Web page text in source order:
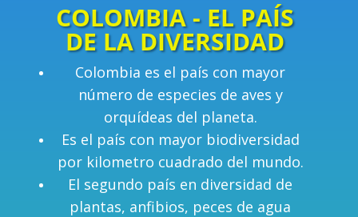
COLOMBIA - EL PAÍS
DE LA DIVERSIDAD
Colombia es el país con mayor
número de especies de aves y
orquídeas del planeta.
Es el país con mayor biodiversidad
por kilometro cuadrado del mundo.
El segundo país en diversidad de
plantas, anfibios, peces de agua